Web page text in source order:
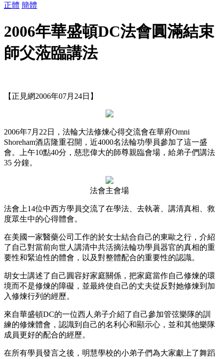
正體 簡體
2006年華盛頓DC法會圓滿結束
師父蒞臨講法
【正見網2006年07月24日】
2006年7月22日，法輪大法修煉心得交流會在華府Omni
Shoreham酒店隆重召開，近4000名法輪功學員參加了這一盛
會。上午10點40分，慈悲偉大的師尊親臨會場，給弟子們講法
35 分鐘。
法會主會場
法會上14位中西方學員交流了在學法、去執著、講清真相、救
度眾生中的心得體會。
在美國一家醫藥公司工作的於女士結合自己的東歐之行，介紹
了自己對當前向世人講清中共活摘法輪功學員器官的真相的重
要性和緊迫性的體會，以及對整體配合的重要性的認識。
胡女士講述了自己圓容好家庭關係，把家庭當作自己修煉的環
境而不是修煉的障礙，並最終使自己的丈夫從反對她修煉到加
入修煉行列的經歷。
來自華盛頓DC的一位西人弟子介紹了自己參加管弦樂隊的訓
練的修煉體會，認識到自己的名利心和顯示心，並和其他樂隊
成員更好的配合的經歷。
在所有學員發言之後，明慧學校的小弟子們為大家獻上了舞蹈